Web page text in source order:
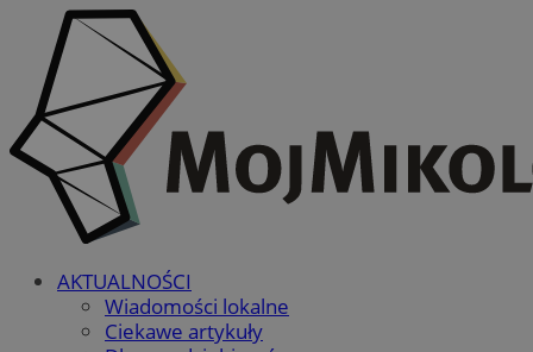
AKTUALNOŚCI
Wiadomości lokalne
Ciekawe artykuły